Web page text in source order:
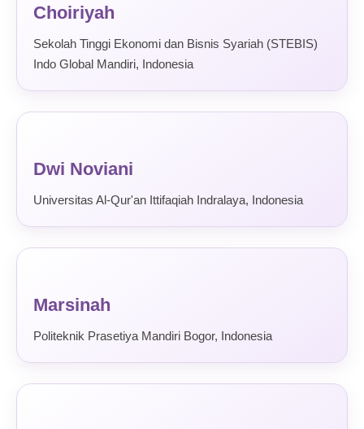
Choiriyah
Sekolah Tinggi Ekonomi dan Bisnis Syariah (STEBIS)
Indo Global Mandiri, Indonesia
Dwi Noviani
Universitas Al-Qur'an Ittifaqiah Indralaya, Indonesia
Marsinah
Politeknik Prasetiya Mandiri Bogor, Indonesia